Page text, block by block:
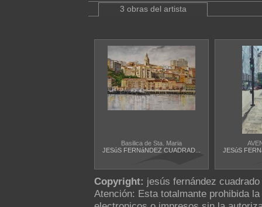
3 obras del artista
Basilica de Sta. Maria
JESúS FERNáNDEZ CUADRAD...
JESúS
Copyright: jesús fernández
Atención: Esta totalmante prohibida